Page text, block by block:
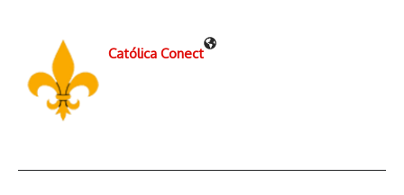
Católica Conect